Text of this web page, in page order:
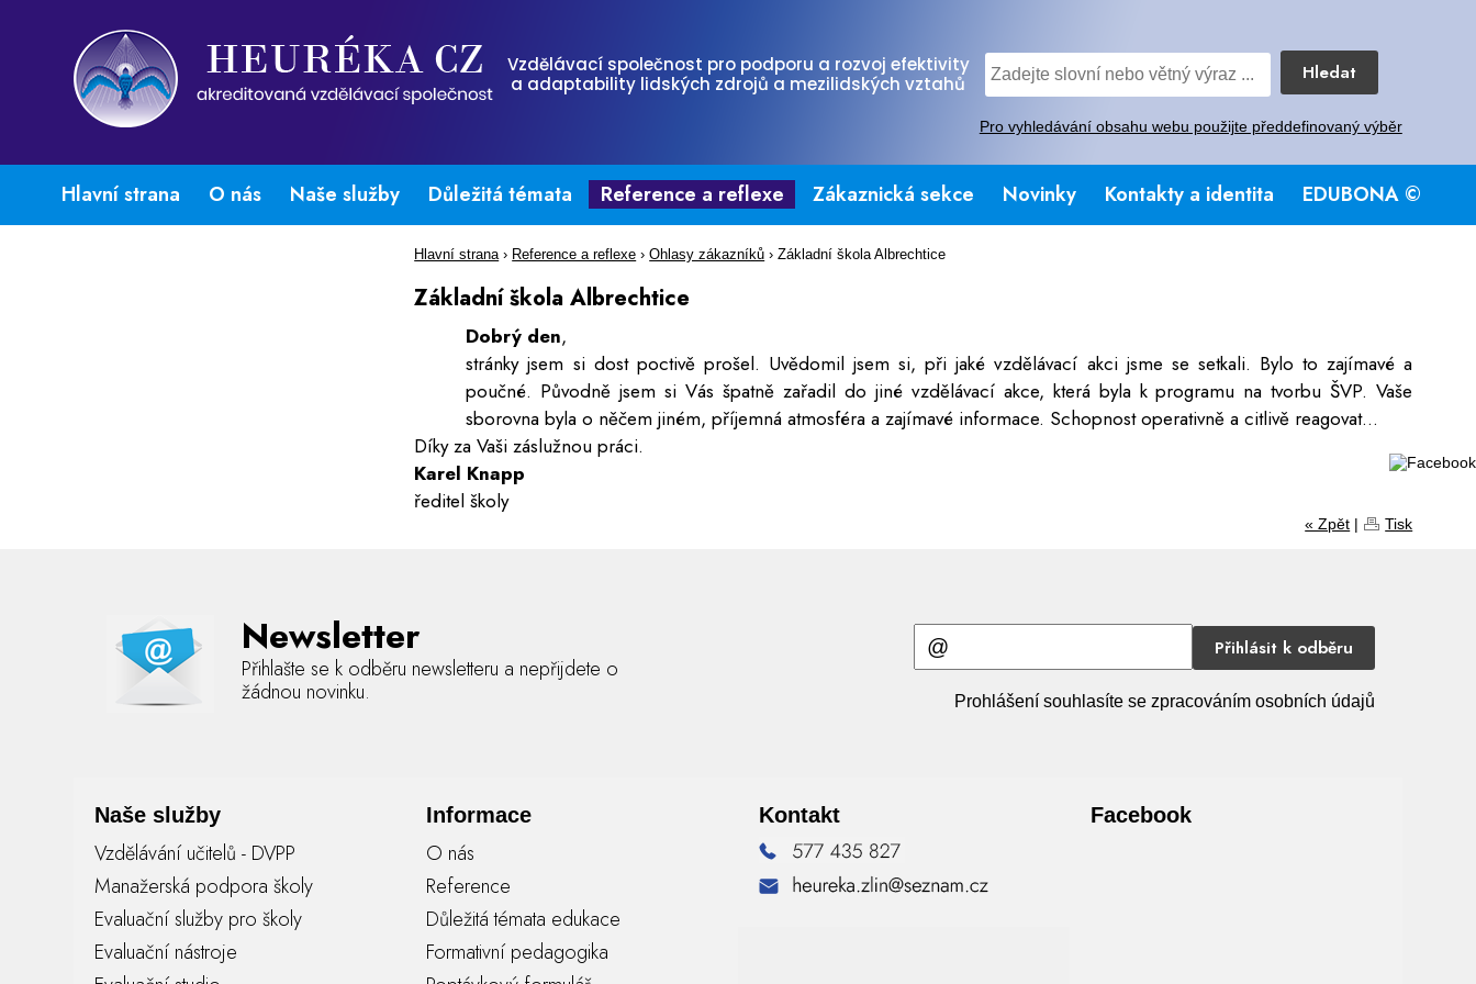
Vzdělávací společnost pro podporu a rozvoj efektivity
a adaptability lidských zdrojů a mezilidských vztahů
Hledat
Pro vyhledávání obsahu webu použijte předdefinovaný výběr
Hlavní strana O nás Naše služby Důležitá témata Reference a reflexe Zákaznická sekce Novinky Kontakty a identita EDUBONA ©
Hlavní strana › Reference a reflexe › Ohlasy zákazníků › Základní škola Albrechtice
Základní škola Albrechtice
Dobrý den,
stránky jsem si dost poctivě prošel. Uvědomil jsem si, při jaké vzdělávací akci jsme se setkali. Bylo to zajímavé a
poučné. Původně jsem si Vás špatně zařadil do jiné vzdělávací akce, která byla k programu na tvorbu ŠVP. Vaše
sborovna byla o něčem jiném, příjemná atmosféra a zajímavé informace. Schopnost operativně a citlivě reagovat...
Díky za Vaši záslužnou práci.
Karel Knapp
ředitel školy
« Zpět | Tisk
Newsletter
Přihlašte se k odběru newsletteru a nepřijdete o
žádnou novinku.
Přihlásit k odběru
Prohlášení souhlasíte se zpracováním osobních údajů
Naše služby
Vzdělávání učitelů - DVPP
Manažerská podpora školy
Evaluační služby pro školy
Evaluační nástroje
Informace
O nás
Reference
Důležitá témata edukace
Formativní pedagogika
Kontakt Facebook